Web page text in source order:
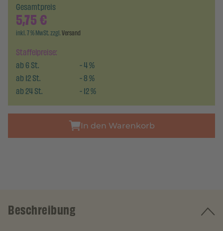
Staffelpreise:
ab6St. -4%
ab12St. -8%
ab24St. -12%
Gesamtpreis
5,75€
inkl. 7 % MwSt. zzgl.Versand
In den Warenkorb
Beschreibung